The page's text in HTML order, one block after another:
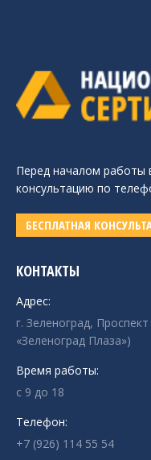
Перед началом работы
консультацию по
БЕСПЛАТНАЯ
КОНТАКТЫ
Адрес:
г. Зеленоград,
«Зеленоград Плаза»)
Время работы:
с 9 до 18
Телефон:
+7 (926) 114 55 54